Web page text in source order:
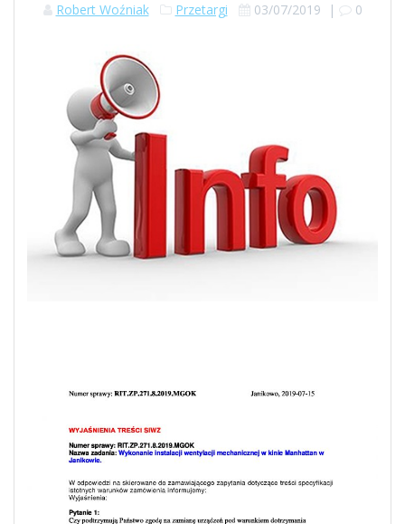
Robert Woźniak Przetargi 03/07/2019 | 0